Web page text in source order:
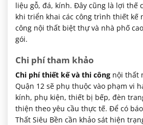
liệu gỗ, đá, kính. Đây cũng là lợi thế
khi triển khai các công trình thiết kế
công nội thất biệt thự và nhà phố
gói.
Chi phí tham khảo
Chi phí thiết kế và thi công nội thất
Quận 12 sẽ phụ thuộc vào phạm vi
kính, phụ kiện, thiết bị bếp, đèn
thiện theo yêu cầu thực tế. Để có
Thất Siêu Bền cần khảo sát hiện